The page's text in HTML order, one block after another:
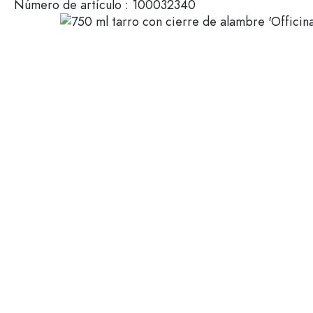
Contenedores de plástico
Número de artículo : 100032340